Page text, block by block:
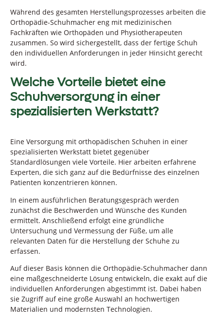
Während des gesamten Herstellungsprozesses arbeiten die
Orthopädie-Schuhmacher eng mit medizinischen
Fachkräften wie Orthopäden und Physiotherapeuten
zusammen. So wird sichergestellt, dass der fertige Schuh
den individuellen Anforderungen in jeder Hinsicht gerecht
wird.
Welche Vorteile bietet eine
Schuhversorgung in einer
spezialisierten Werkstatt?
Eine Versorgung mit orthopädischen Schuhen in einer
spezialisierten Werkstatt bietet gegenüber
Standardlösungen viele Vorteile. Hier arbeiten erfahrene
Experten, die sich ganz auf die Bedürfnisse des einzelnen
Patienten konzentrieren können.
In einem ausführlichen Beratungsgespräch werden
zunächst die Beschwerden und Wünsche des Kunden
ermittelt. Anschließend erfolgt eine gründliche
Untersuchung und Vermessung der Füße, um alle
relevanten Daten für die Herstellung der Schuhe zu
erfassen.
Auf dieser Basis können die Orthopädie-Schuhmacher dann
eine maßgeschneiderte Lösung entwickeln, die exakt auf die
individuellen Anforderungen abgestimmt ist. Dabei haben
sie Zugriff auf eine große Auswahl an hochwertigen
Materialien und modernsten Technologien.